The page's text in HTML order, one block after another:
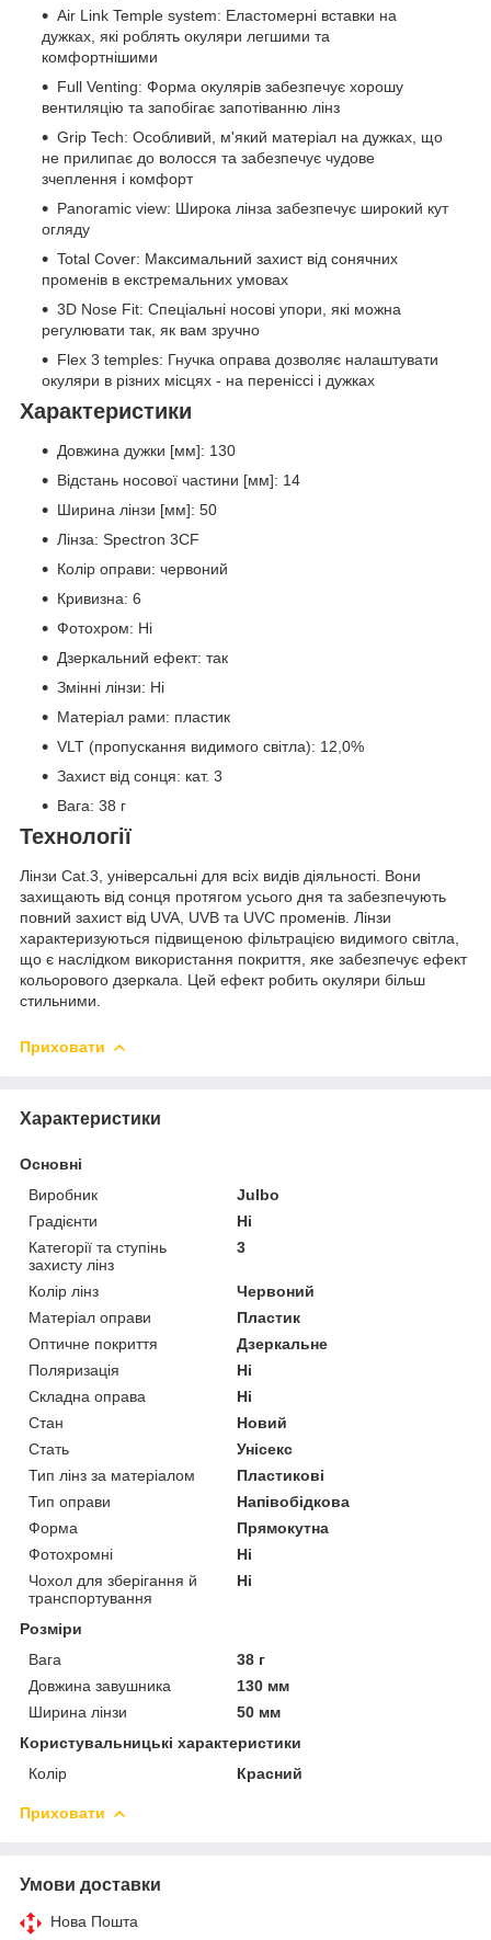
Air Link Temple system: Еластомерні вставки на
дужках, які роблять окуляри легшими та
комфортнішими
Full Venting: Форма окулярів забезпечує хорошу
вентиляцію та запобігає запотіванню лінз
Grip Tech: Особливий, м'який матеріал на дужках, що
не прилипає до волосся та забезпечує чудове
зчеплення і комфорт
Panoramic view: Широка лінза забезпечує широкий кут
огляду
Total Cover: Максимальний захист від сонячних
променів в екстремальних умовах
3D Nose Fit: Спеціальні носові упори, які можна
регулювати так, як вам зручно
Flex 3 temples: Гнучка оправа дозволяє налаштувати
окуляри в різних місцях - на переніссі і дужках
Характеристики
Довжина дужки [мм]: 130
Відстань носової частини [мм]: 14
Ширина лінзи [мм]: 50
Лінза: Spectron 3CF
Колір оправи: червоний
Кривизна: 6
Фотохром: Ні
Дзеркальний ефект: так
Змінні лінзи: Ні
Матеріал рами: пластик
VLT (пропускання видимого світла): 12,0%
Захист від сонця: кат. 3
Вага: 38 г
Технології
Лінзи Cat.3, універсальні для всіх видів діяльності. Вони
захищають від сонця протягом усього дня та забезпечують
повний захист від UVA, UVB та UVC променів. Лінзи
характеризуються підвищеною фільтрацією видимого світла,
що є наслідком використання покриття, яке забезпечує ефект
кольорового дзеркала. Цей ефект робить окуляри більш
стильними.
Приховати
Характеристики
Основні
Виробник
Julbo
Градієнти
Ні
Категорії та ступінь
захисту лінз
3
Колір лінз
Червоний
Матеріал оправи
Пластик
Оптичне покриття
Дзеркальне
Поляризація
Ні
Складна оправа
Ні
Стан
Новий
Стать
Унісекс
Тип лінз за матеріалом
Пластикові
Тип оправи
Напівобідкова
Форма
Прямокутна
Фотохромні
Ні
Чохол для зберігання й
транспортування
Ні
Розміри
Вага
38 г
Довжина завушника
130 мм
Ширина лінзи
50 мм
Користувальницькі характеристики
Колір
Красний
Приховати
Умови доставки
Нова Пошта